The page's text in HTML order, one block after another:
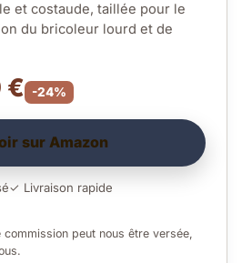
et costaude, taillée pour le
du bricoleur lourd et de
€ -24%
sur Amazon
✓ Livraison rapide
commission peut nous être versée,